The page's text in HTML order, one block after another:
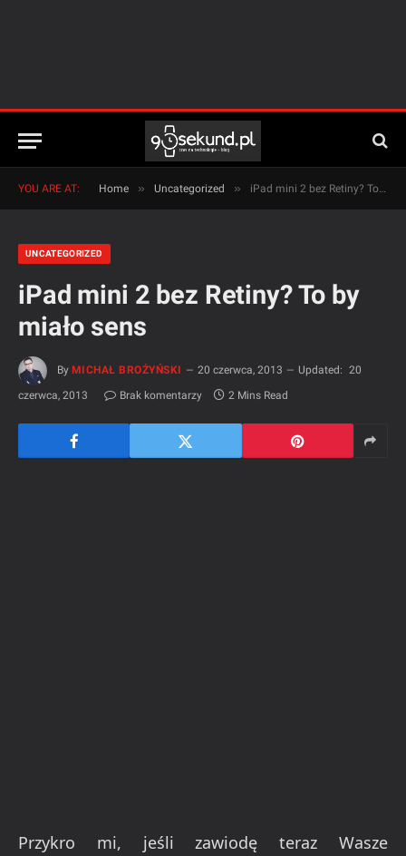
YOU ARE AT: Home » Uncategorized » iPad mini 2 bez Retiny? To by miało sens
UNCATEGORIZED
iPad mini 2 bez Retiny? To by
miało sens
By MICHAŁ BROŻYŃSKI 20 czerwca, 2013 Updated: 20
czerwca, 2013
Brak komentarzy 2 Mins Read
Przykro mi, jeśli zawiodę teraz Wasze